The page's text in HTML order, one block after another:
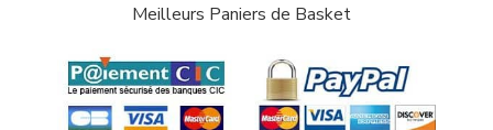
Meilleurs Paniers de Basket